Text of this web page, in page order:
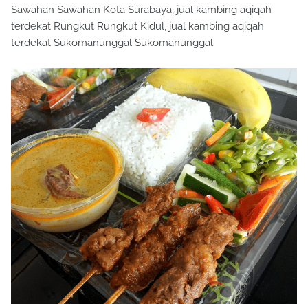
Sawahan Sawahan Kota Surabaya, jual kambing aqiqah
terdekat Rungkut Rungkut Kidul, jual kambing aqiqah
terdekat Sukomanunggal Sukomanunggal.